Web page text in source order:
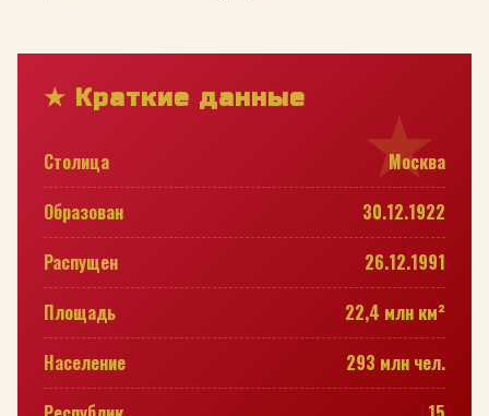
★ Краткие данные
Столица
Москва
Образован
30.12.1922
Распущен
26.12.1991
Площадь
22,4 млн км²
Население
293 млн чел.